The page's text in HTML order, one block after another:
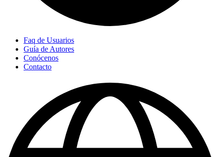
Faq de Usuarios
Guía de Autores
Conócenos
Contacto